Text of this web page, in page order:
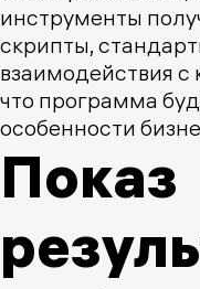
инструменты
скрипты,
взаимодействия
что программа
особенности
Показ